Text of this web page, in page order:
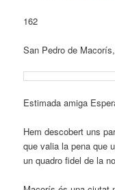
162
San Pedro de
Estimada amiga
Hem descobert uns
que valia la pena que
un quadro fidel de la